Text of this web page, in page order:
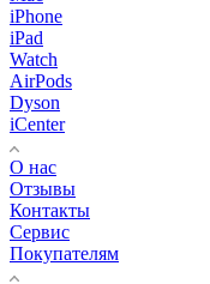
iPhone
iPad
Watch
AirPods
Dyson
iCenter
О нас
Отзывы
Контакты
Сервис
Покупателям